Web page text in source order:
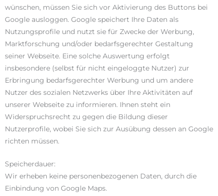
wünschen, müssen Sie sich vor Aktivierung des Buttons bei
Google ausloggen. Google speichert Ihre Daten als
Nutzungsprofile und nutzt sie für Zwecke der Werbung,
Marktforschung und/oder bedarfsgerechter Gestaltung
seiner Webseite. Eine solche Auswertung erfolgt
insbesondere (selbst für nicht eingeloggte Nutzer) zur
Erbringung bedarfsgerechter Werbung und um andere
Nutzer des sozialen Netzwerks über Ihre Aktivitäten auf
unserer Webseite zu informieren. Ihnen steht ein
Widerspruchsrecht zu gegen die Bildung dieser
Nutzerprofile, wobei Sie sich zur Ausübung dessen an Google
richten müssen.
Speicherdauer:
Wir erheben keine personenbezogenen Daten, durch die
Einbindung von Google Maps.